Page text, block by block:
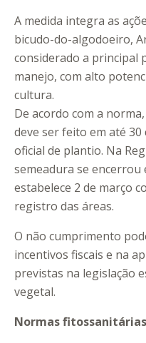
A medida integra as
bicudo-do-algodoeiro,
considerado a principal
manejo, com alto
cultura.
De acordo com a
deve ser feito em até
oficial de plantio. Na
semeadura se encerrou
estabelece 2 de março
registro das áreas.
O não cumprimento
incentivos fiscais e na
previstas na legislação
vegetal.
Normas fitossanitárias